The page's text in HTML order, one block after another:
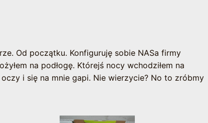
Od początku. Konfiguruję sobie NASa firmy
na podłogę. Którejś nocy wchodziłem na
i się na mnie gapi. Nie wierzycie? No to zróbmy